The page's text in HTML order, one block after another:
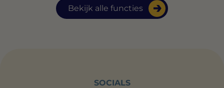
Bekijk alle functies
SOCIALS